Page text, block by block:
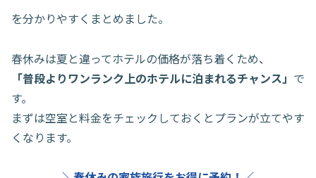
を分かりやすくまとめました。
春休みは夏と違ってホテルの価格が落ち着くため、
「普段よりワンランク上のホテルに泊まれるチャンス」 で
す。
まずは空室と料金をチェックしておくとプランが立てやす
くなります。